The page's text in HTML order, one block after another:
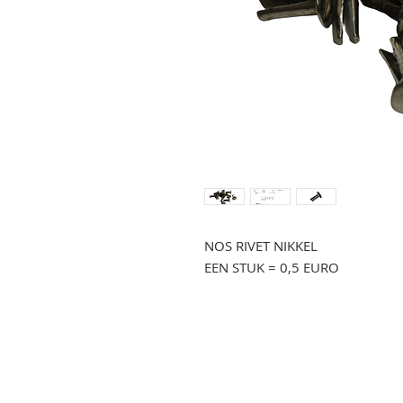
NOS RIVET NIKKEL
EEN STUK = 0,5 EURO